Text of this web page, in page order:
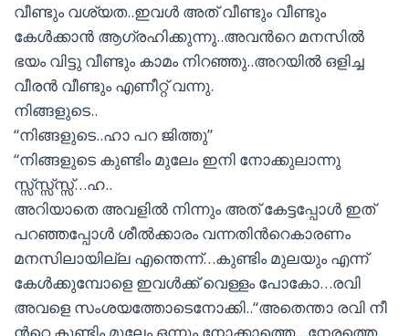
വീണ്ടും വശ്യത..ഇവള്‍ അത് വീണ്ടും വീണ്ടും
കേള്‍ക്കാന്‍ ആഗ്രഹിക്കുന്നു..അവന്‍റെ മനസില്‍
ഭയം വിട്ടു വീണ്ടും കാമം നിറഞ്ഞു..അറയില്‍ ഒളിച്ച
വീരന്‍ വീണ്ടും എണീറ്റ്‌ വന്നു.
നിങ്ങളുടെ..
“നിങ്ങളുടെ..ഹാ പറ ജിത്തു”
“നിങ്ങളുടെ കുണ്ടിം മുലേം ഇനി നോക്കുലാന്നു
സ്സ്സ്സ്സ്സ്…ഹ..
അറിയാതെ അവളില്‍ നിന്നും അത് കേട്ടപ്പോള്‍ ഇത്
പറഞ്ഞപ്പോള്‍ ശീല്‍ക്കാരം വന്നതിന്‍റെകാരണം
മനസിലായില്ല എന്തെന്ന്…കുണ്ടിം മുലയും എന്ന്
കേള്‍ക്കുമ്പോളെ ഇവള്‍ക്ക് വെള്ളം പോകോ…രവി
അവളെ സംശയത്തോടെനോക്കി..“അതെന്താ രവി നീ